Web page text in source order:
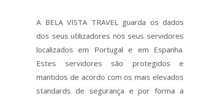
A BELA VISTA TRAVEL guarda os dados
dos seus utilizadores nos seus servidores
localizados em Portugal e em Espanha.
Estes servidores são protegidos e
mantidos de acordo com os mais elevados
standards de segurança e por forma a